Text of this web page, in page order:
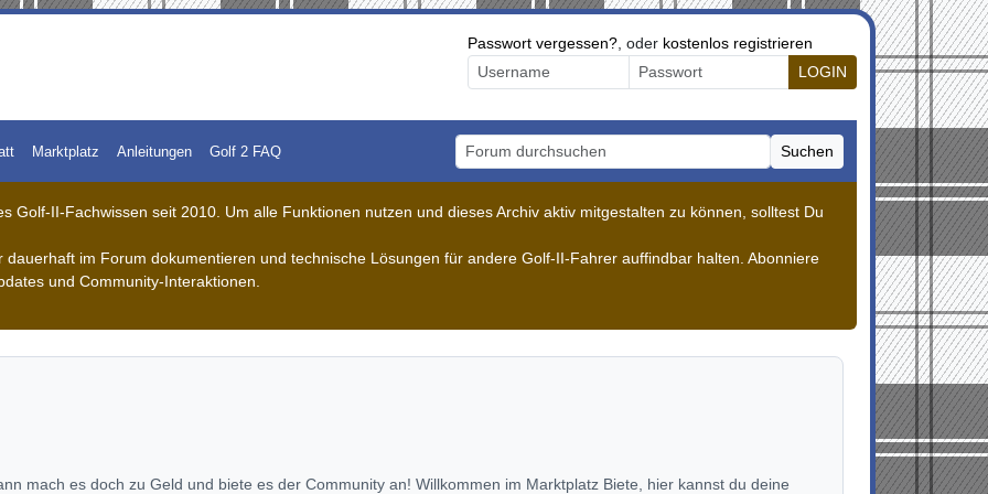
Passwort vergessen? , oder kostenlos registrieren
LOGIN
Marktplatz Anleitungen Golf 2 FAQ
Forum durchsuchen
Suchen
Golf-II-Fachwissen seit 2010. Um alle Funktionen nutzen und dieses Archiv aktiv mitgestalten zu können, solltest Du
im Forum dokumentieren und technische Lösungen für andere Golf-II-Fahrer auffindbar halten. Abonniere
und Community-Interaktionen.
mach es doch zu Geld und biete es der Community an! Willkommen im Marktplatz Biete, hier kannst du deine